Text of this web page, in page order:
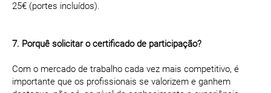
25€ (portes incluídos).
7. Porquê solicitar o certificado de participação?
Com o mercado de trabalho cada vez mais competitivo, é
importante que os profissionais se valorizem e ganhem